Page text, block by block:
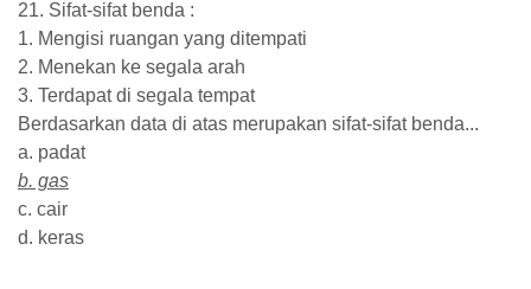
21. Sifat-sifat benda :
1. Mengisi ruangan yang ditempati
2. Menekan ke segala arah
3. Terdapat di segala tempat
Berdasarkan data di atas merupakan sifat-sifat benda...
a. padat
b. gas
c. cair
d. keras